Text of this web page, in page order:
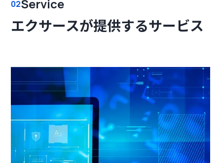
02Service
エクサースが提供するサービス